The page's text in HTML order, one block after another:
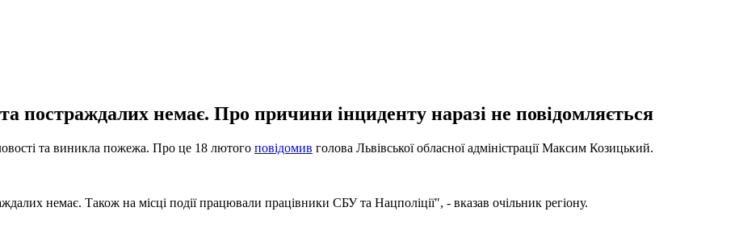
постраждалих немає. Про причини інциденту наразі не повідомляється
та виникла пожежа. Про це 18 лютого повідомив голова Львівської обласної адміністрації Максим Козицький.
немає. Також на місці події працювали працівники СБУ та Нацполіції", - вказав очільник регіону.